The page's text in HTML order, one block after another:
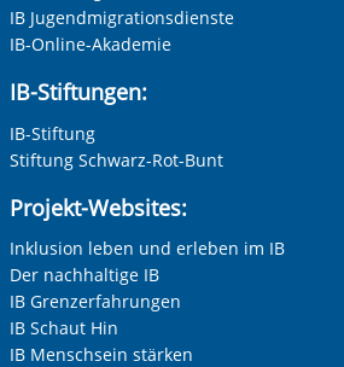
Adresse (PLZ, Ort, Strasse)
Ihre Telefonnummer
werden. Alle Informationen zum
Sie in unserer
widerrufen:
Zur Aktivierung der Videos
IB Jugendmigrationsdienste
IB-Online-Akademie
IB-Stiftungen:
IB-Stiftung
Stiftung Schwarz-Rot-Bunt
Projekt-Websites:
Inklusion leben und erleben im IB
Der nachhaltige IB
IB Grenzerfahrungen
IB Schaut Hin
IB Menschsein stärken